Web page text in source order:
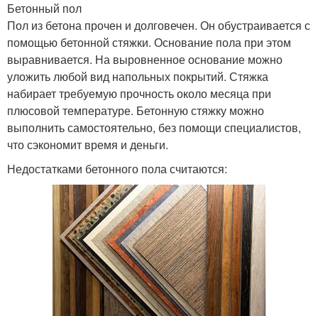
Бетонный пол
Пол из бетона прочен и долговечен. Он обустраивается с
помощью бетонной стяжки. Основание пола при этом
выравнивается. На выровненное основание можно
уложить любой вид напольных покрытий. Стяжка
набирает требуемую прочность около месяца при
плюсовой температуре. Бетонную стяжку можно
выполнить самостоятельно, без помощи специалистов,
что сэкономит время и деньги.
Недостатками бетонного пола считаются: